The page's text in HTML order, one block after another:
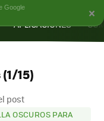
APLICACIONES
15)
post
OSCUROS PARA
×
Google